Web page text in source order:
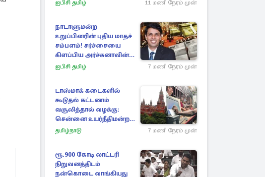
ஐபிசி தமிழ் 11 மணி நேரம் முன்
நாடாளுமன்ற
உறுப்பினரின் புதிய மாதச்
சம்பளம்! சர்ச்சையை
கிளப்பிய அர்ச்சுனாவின்
அறிக்கை
ஐபிசி தமிழ் 7 மணி நேரம் முன்
டாஸ்மாக் கடைகளில்
கூடுதல் கட்டணம்
வசூலித்தால் வழக்கு:
சென்னை உயர்நீதிமன்றம்
உத்தரவு
தமிழ்நாடு 7 மணி நேரம் முன்
ரூ.900 கோடி லாட்டரி
நிறுவனத்திடம்
நன்கொடை வாங்கியது